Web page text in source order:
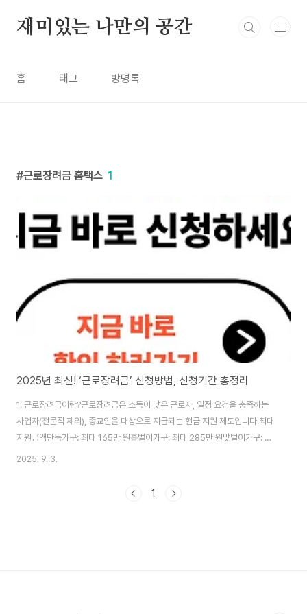
재미있는 나만의 공간
홈 태그 방명록
근로장려금 홈택스 1
2025년 최신! ‘근로장려금’ 신청방법, 신청기간 총정리
1. 근로장려금이란?근로장려금은 소득이 낮은 근로자, 일정 요건을 충족하는
사업자(전문직 제외), 종교인을 대상으로 지급되는 현금 지원 제도입니다.최대
지원금액단독가구: 최대 165만 원홑벌이가구: 최대 285만 원맞벌이가구: 최
대 330만 원2. 2025년 신청 시기별 구분2025년 신청은 크게 세 가지 유형
2025년 5월 1일 ~ 6월 2일반기신청근로소득자만 가능상반기: 2025년 9월
2025. 9. 3.
1